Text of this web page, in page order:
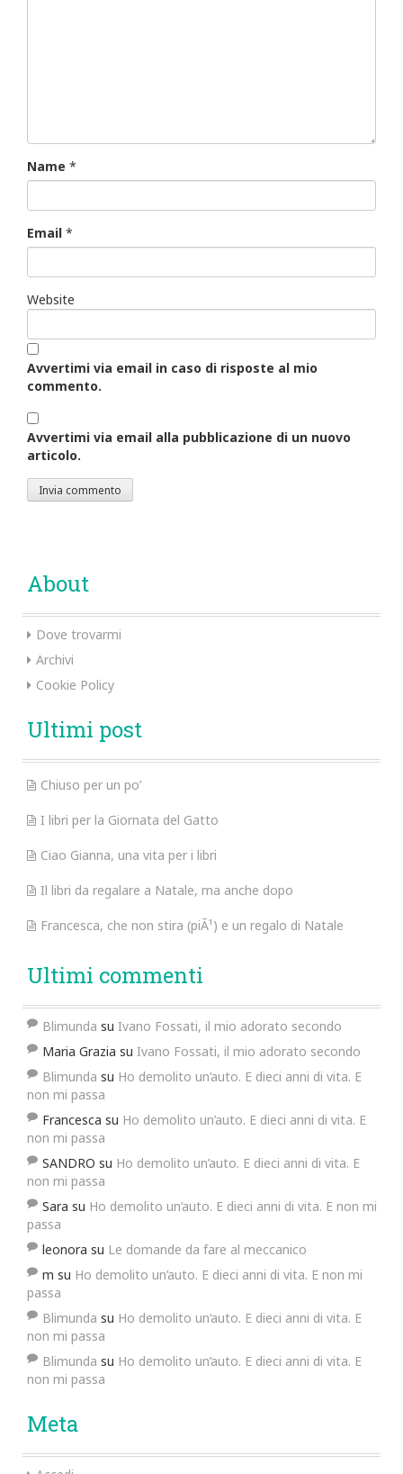
Name *
Email *
Website
Avvertimi via email in caso di risposte al mio
commento.
Avvertimi via email alla pubblicazione di un nuovo
articolo.
About
Dove trovarmi
Archivi
Cookie Policy
Ultimi post
Chiuso per un po’
I libri per la Giornata del Gatto
Ciao Gianna, una vita per i libri
Il libri da regalare a Natale, ma anche dopo
Francesca, che non stira (piÃ¹) e un regalo di Natale
Ultimi commenti
Blimunda su Ivano Fossati, il mio adorato secondo
Maria Grazia su Ivano Fossati, il mio adorato secondo
Blimunda su Ho demolito un’auto. E dieci anni di vita. E
non mi passa
Francesca su Ho demolito un’auto. E dieci anni di vita. E
non mi passa
SANDRO su Ho demolito un’auto. E dieci anni di vita. E
non mi passa
Sara su Ho demolito un’auto. E dieci anni di vita. E non mi
passa
leonora su Le domande da fare al meccanico
m su Ho demolito un’auto. E dieci anni di vita. E non mi
passa
Blimunda su Ho demolito un’auto. E dieci anni di vita. E
non mi passa
Blimunda su Ho demolito un’auto. E dieci anni di vita. E
non mi passa
Meta